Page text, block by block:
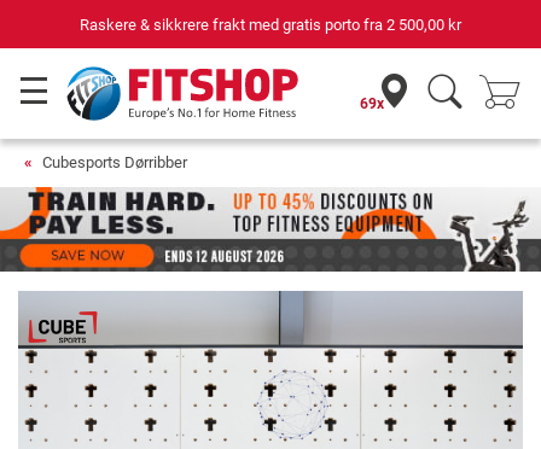
Raskere & sikkrere frakt med gratis porto fra 2 500,00 kr
69x
Cubesports Dørribber